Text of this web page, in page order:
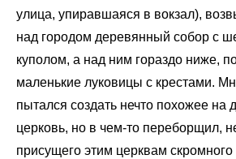
улица, упиравшаяся в вокзал),
над городом деревянный собор с
куполом, а над ним гораздо ниже,
маленькие луковицы с крестами.
пытался создать нечто похожее на
церковь, но в чем-то переборщил,
присущего этим церквам